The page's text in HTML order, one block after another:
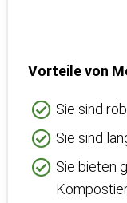
Vorteile von
Sie sind
Sie sind
Sie bieten